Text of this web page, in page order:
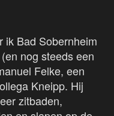
ik Bad Sobernheim
nog steeds een
Felke, een
Kneipp. Hij
zitbaden,